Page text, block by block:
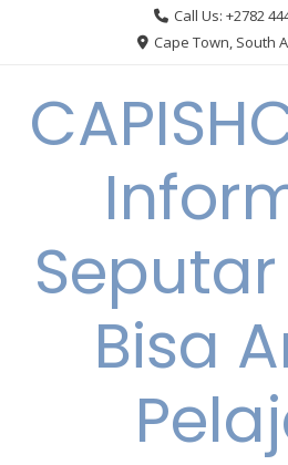
Call Us: +2782
Cape Town, South
Bisa